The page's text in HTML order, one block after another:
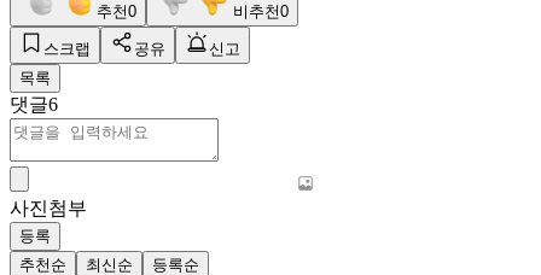
추천0 비추천0
스크랩 공유
신고
목록
댓글6
사진첨부
등록
추천순
최신순 등록순